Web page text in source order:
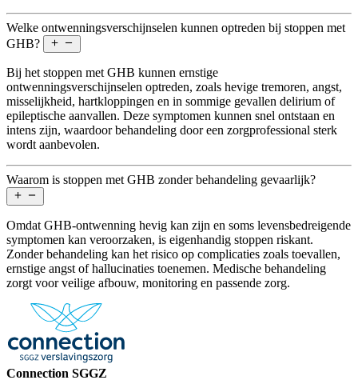
Welke ontwenningsverschijnselen kunnen optreden bij stoppen met
GHB?
Bij het stoppen met GHB kunnen ernstige
ontwenningsverschijnselen optreden, zoals hevige tremoren, angst,
misselijkheid, hartkloppingen en in sommige gevallen delirium of
epileptische aanvallen. Deze symptomen kunnen snel ontstaan en
intens zijn, waardoor behandeling door een zorgprofessional sterk
wordt aanbevolen.
Waarom is stoppen met GHB zonder behandeling gevaarlijk?
Omdat GHB‑ontwenning hevig kan zijn en soms levensbedreigende
symptomen kan veroorzaken, is eigenhandig stoppen riskant.
Zonder behandeling kan het risico op complicaties zoals toevallen,
ernstige angst of hallucinaties toenemen. Medische behandeling
zorgt voor veilige afbouw, monitoring en passende zorg.
Connection SGGZ